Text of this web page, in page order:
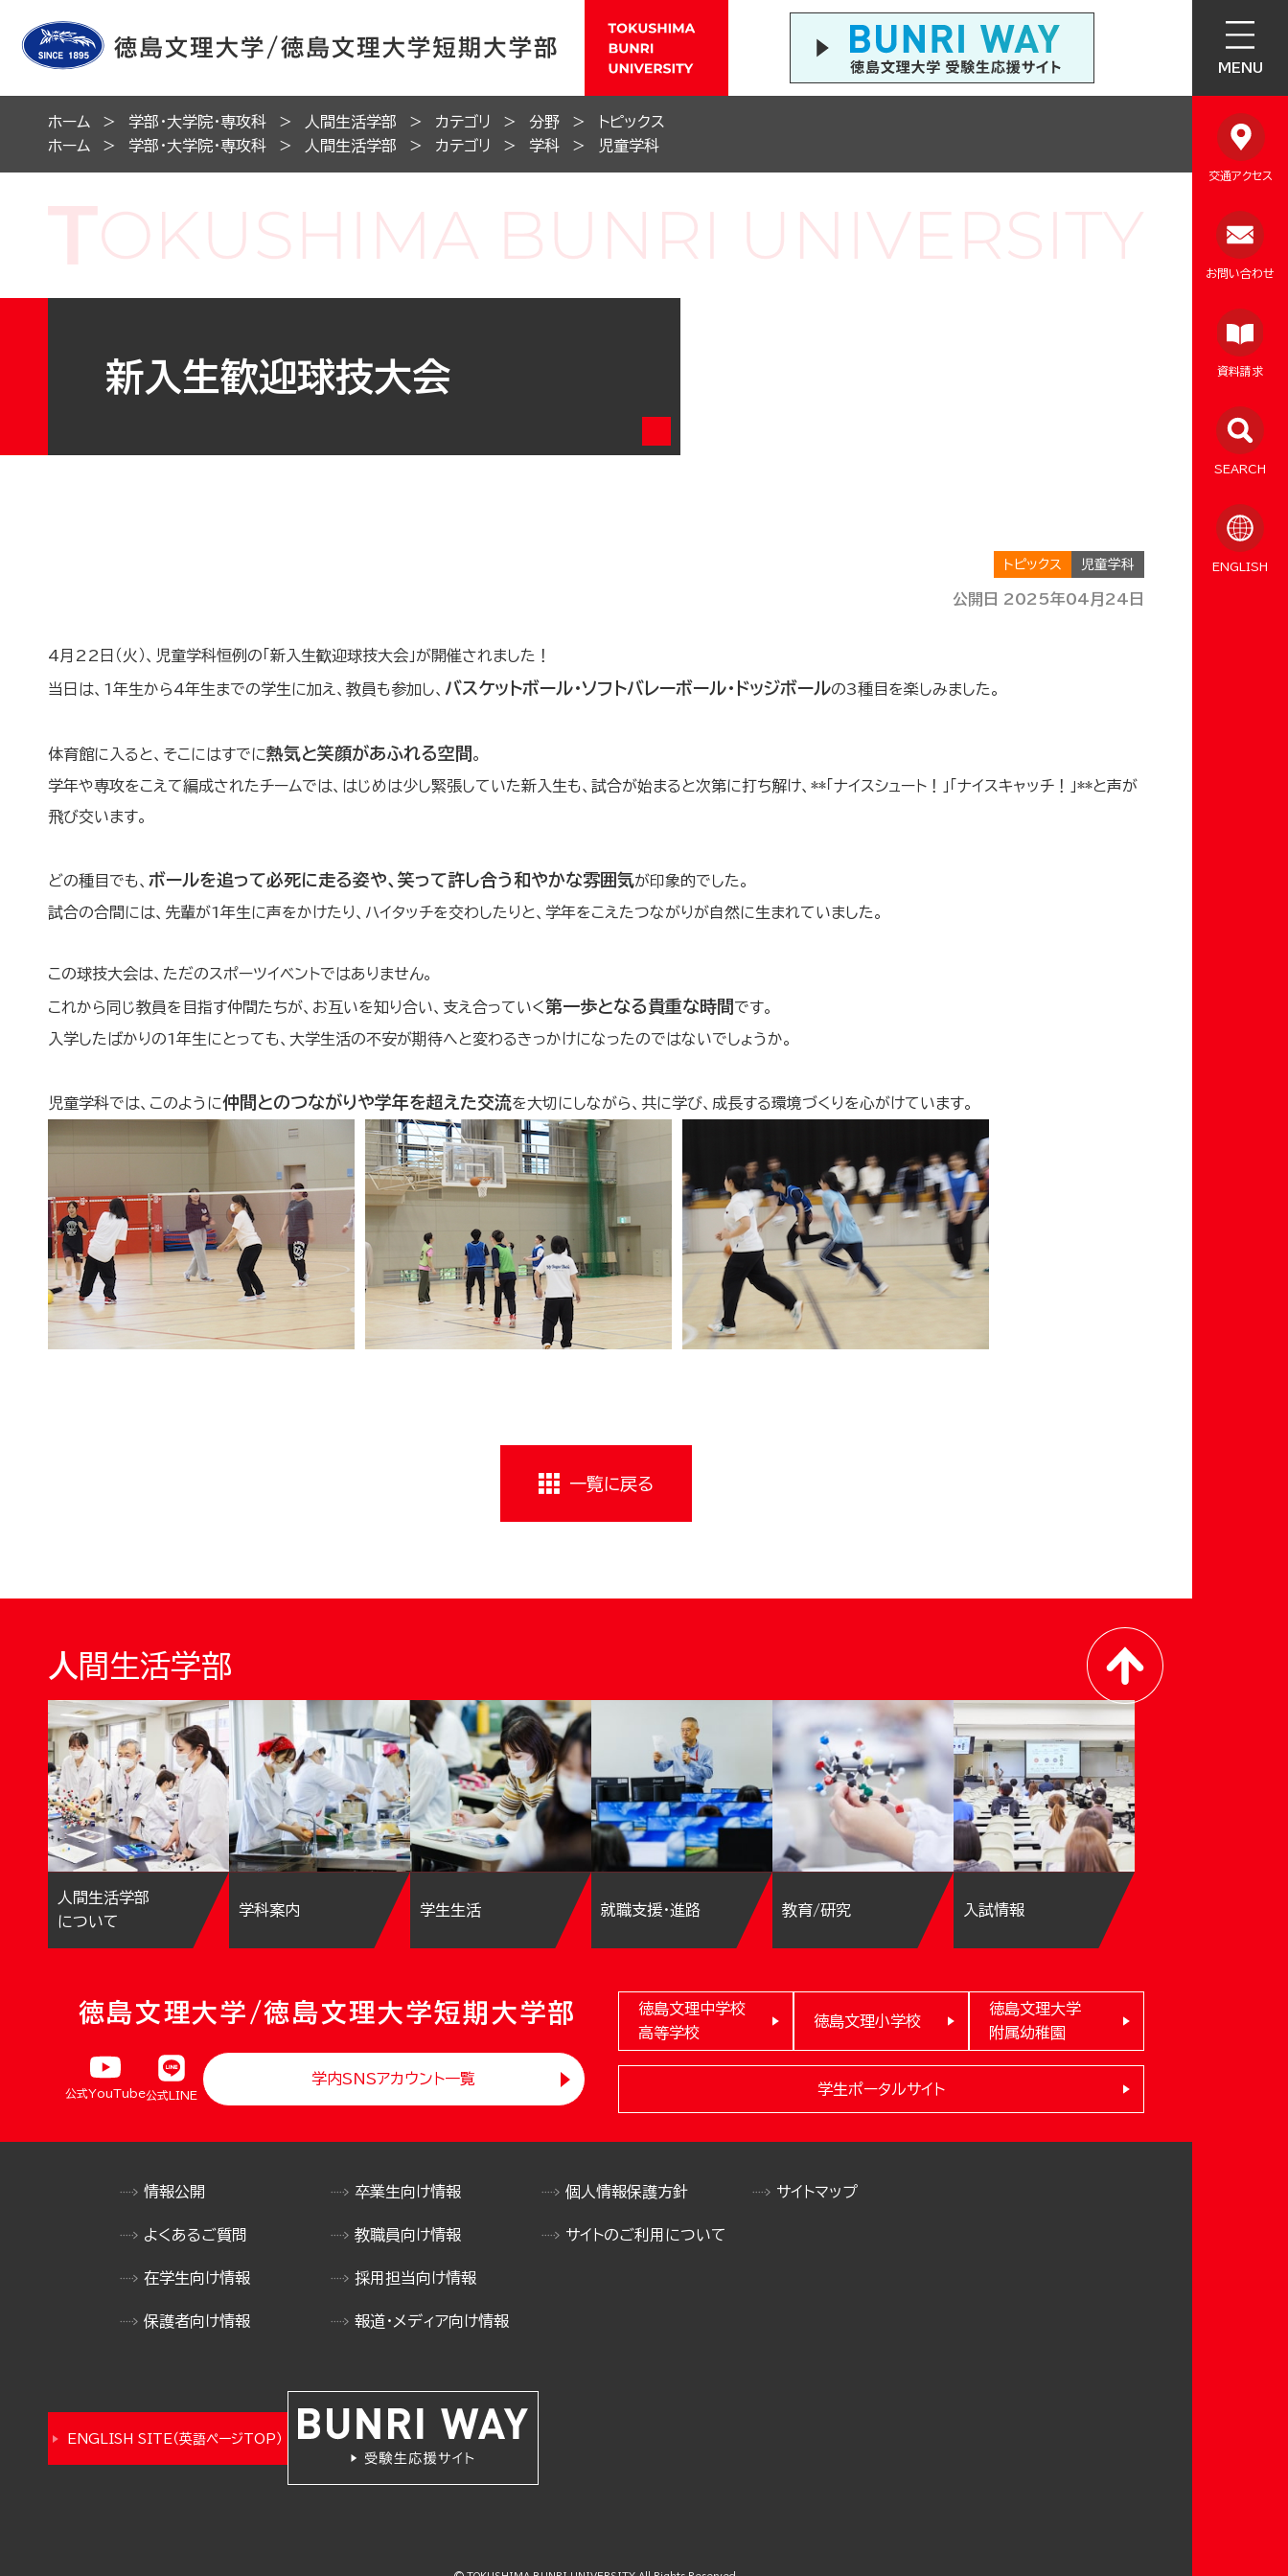
MENU
交通アクセス
お問い合わせ
資料請求
SEARCH
ENGLISH
ホーム 学部・大学院・専攻科 人間生活学部 カテゴリ 分野
トピックス
ホーム
学部・大学院・専攻科 人間生活学部 カテゴリ 学科 児童学科
新入生歓迎球技大会
トピックス 児童学科
公開日 2025年04月24日
4月22日（火）、児童学科恒例の「新入生歓迎球技大会」が開催されました！
当日は、1年生から4年生までの学生に加え、教員も参加し、 バスケットボール・ソフトバレーボール・ドッジボールの3種目を楽しみました。
体育館に入ると、そこにはすでに熱気と笑顔があふれる空間 。
学年や専攻をこえて編成されたチームでは、はじめは少し緊張していた新入生も、試合が始まると次第に打ち解け、**「ナイスシュート！」「ナイスキャッチ！」**と声が
飛び交います。
どの種目でも、 ボールを追って必死に走る姿や、笑って許し合う和やかな雰囲気が印象的でした。
試合の合間には、先輩が1年生に声をかけたり、ハイタッチを交わしたりと、学年をこえたつながりが自然に生まれていました。
この球技大会は、ただのスポーツイベントではありません。
これから同じ教員を目指す仲間たちが、お互いを知り合い、支え合っていく第一歩となる貴重な時間 です。
入学したばかりの1年生にとっても、大学生活の不安が期待へと変わるきっかけになったのではないでしょうか。
児童学科では、このように仲間とのつながりや学年を超えた交流を大切にしながら、共に学び、成長する環境づくりを心がけています。
一覧に戻る
人間生活学部
人間生活学部
について
学科案内 学生生活 就職支援・進路 教育/研究 入試情報
徳島文理大学/徳島文理大学短期大学部
公式YouTube公式LINE
学内SNSアカウント一覧
徳島文理中学校
高等学校
徳島文理小学校
徳島文理大学
附属幼稚園
学生ポータルサイト
情報公開
よくあるご質問
在学生向け情報
保護者向け情報
卒業生向け情報
教職員向け情報
採用担当向け情報
報道・メディア向け情報
個人情報保護方針
サイトのご利用について
サイトマップ
ENGLISH SITE（英語ページTOP）